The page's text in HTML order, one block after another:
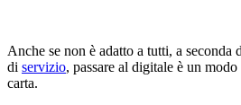
Anche se non è adatto a tutti, a seconda
di servizio, passare al digitale è un
carta.